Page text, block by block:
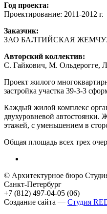
Год проекта:
Проектирование: 2011-2012 г.
Заказчик:
ЗАО БАЛТИЙСКАЯ
Авторский коллектив:
С. Гайкович, М. Ольдерогге,
Проект жилого
застройка участка 39-3-3
Каждый жилой комплекс
двухуровневой
этажей, с уменьшением в
Общая площадь всех трех
© Архитектурное бюро
Санкт-Петербург
+7 (812) 497-04-05 (06)
Создание сайта — Студия